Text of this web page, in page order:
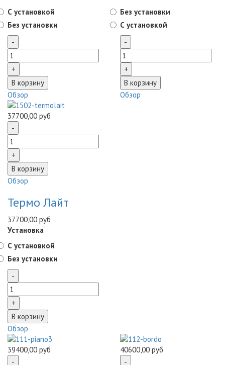
С установкой
Без установки
Обзор
Без установки
С установкой
Обзор
37700,00 руб
Обзор
Термо Лайт
37700,00 руб
Установка
С установкой
Без установки
Обзор
39400,00 руб 40600,00 руб